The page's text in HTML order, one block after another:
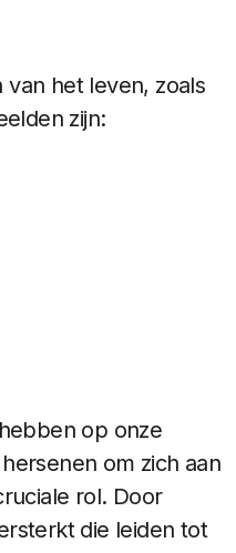
het leven, zoals
zijn:
op onze
om zich aan
rol. Door
die leiden tot